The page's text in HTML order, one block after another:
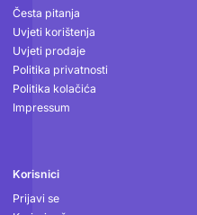
Česta pitanja
Uvjeti korištenja
Uvjeti prodaje
Politika privatnosti
Politika kolačića
Impressum
Korisnici
Prijavi se